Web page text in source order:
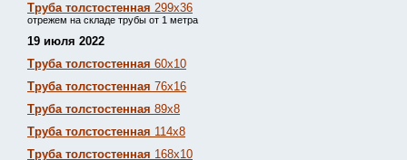
Труба толстостенная 299х36
отрежем на складе трубы от 1 метра
19 июля 2022
Труба толстостенная 60х10
Труба толстостенная 76х16
Труба толстостенная 89х8
Труба толстостенная 114х8
Труба толстостенная 168х10